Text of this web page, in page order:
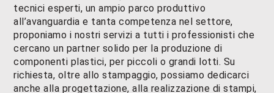
tecnici esperti, un ampio parco produttivo
all’avanguardia e tanta competenza nel settore,
proponiamo i nostri servizi a tutti i professionisti che
cercano un partner solido per la produzione di
componenti plastici, per piccoli o grandi lotti. Su
richiesta, oltre allo stampaggio, possiamo dedicarci
anche alla progettazione, alla realizzazione di stampi,